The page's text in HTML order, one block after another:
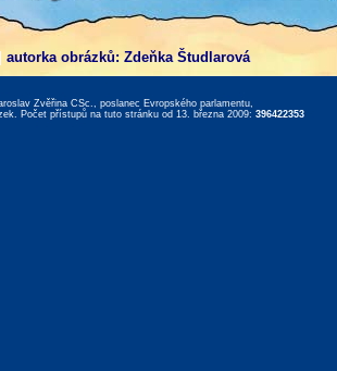
autorka obrázků: Zdeňka Študlarová
Zvěřina CSc., poslanec Evropského parlamentu,
. Počet přístupů na tuto stránku od 13. března 2009: 396422353